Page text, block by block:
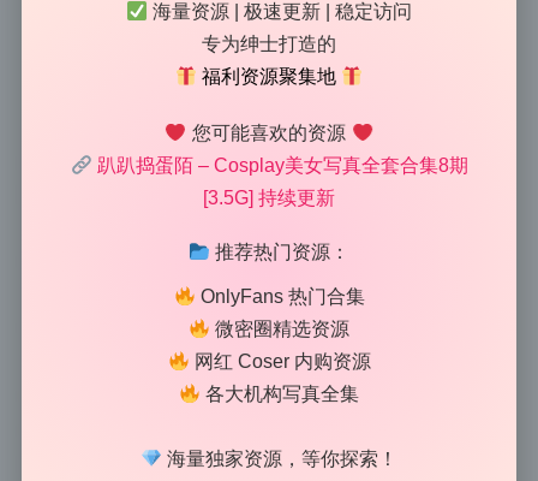
2026-5-10 13:13 | 99 | 0 |
二次元美图
1434 字 | 6 分钟
从原片到成片，我看出了大致的后期流程：先提曝光，
再压高光，最后加了一点青色阴影。这组趴趴捣蛋陌8
期的后期思路很清晰，整体偏向柔光但不失细节，尤其
组作品的原片底子应该不错，但原图可能偏灰，后期通
过大幅拉升曝光让画面通透，同时高光控制得极为克
制，避免了白色衣服或皮肤过曝。接着阴影加了青色，
这是日系清新风的常用手法，也让二次元的感觉更对
味。整体看下来，这套美女写真的后期重点放在了恢复
肤的纹理，很耐看。
海量资源 | 极速更新 | 稳定访问
专为绅士打造的
福利资源聚集地
您可能喜欢的资源
趴趴捣蛋陌 – Cosplay美女写真全套合集8期
[3.5G] 持续更新
推荐热门资源：
OnlyFans 热门合集
微密圈精选资源
网红 Coser 内购资源
各大机构写真全集
海量独家资源，等你探索！